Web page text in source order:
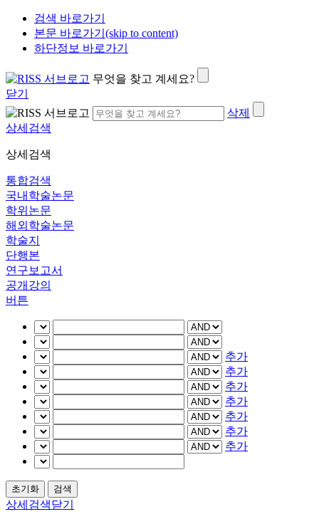
검색 바로가기
본문 바로가기(skip to content)
하단정보 바로가기
무엇을 찾고 계세요?
닫기
삭제
상세검색
상세검색
통합검색
국내학술논문
학위논문
해외학술논문
학술지
단행본
연구보고서
공개강의
버튼
추가
추가
추가
추가
추가
추가
추가
상세검색닫기